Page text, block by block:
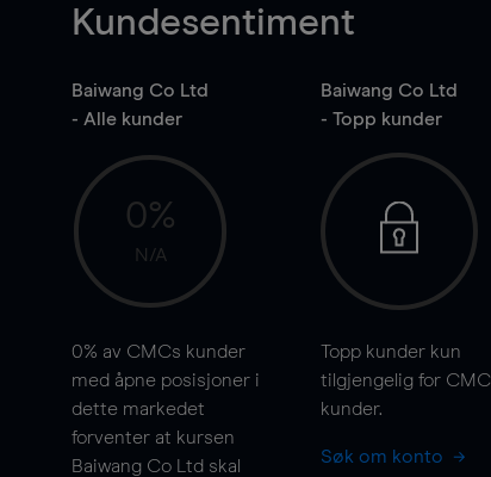
Kundesentiment
Baiwang Co Ltd
- Alle kunder
0%
N/A
0% av CMCs kunder
med åpne posisjoner i
dette markedet
forventer at kursen
Baiwang Co Ltd skal
Baiwang Co Ltd
- Topp kunder
Topp kunder kun
tilgjengelig for CMC
kunder.
Søk om konto